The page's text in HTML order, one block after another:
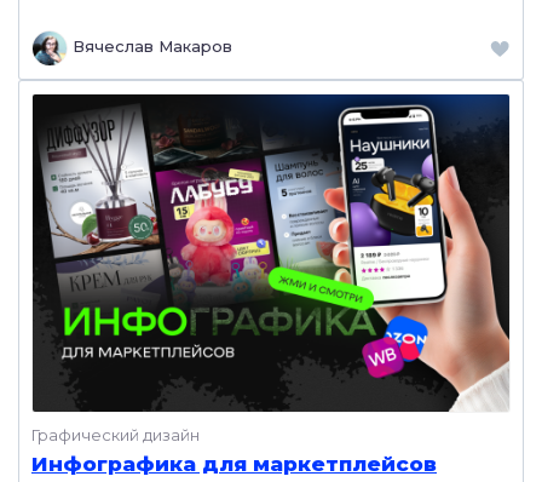
Вячеслав Макаров
Графический дизайн
Инфографика для маркетплейсов